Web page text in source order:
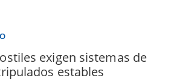
exigen sistemas de
estables